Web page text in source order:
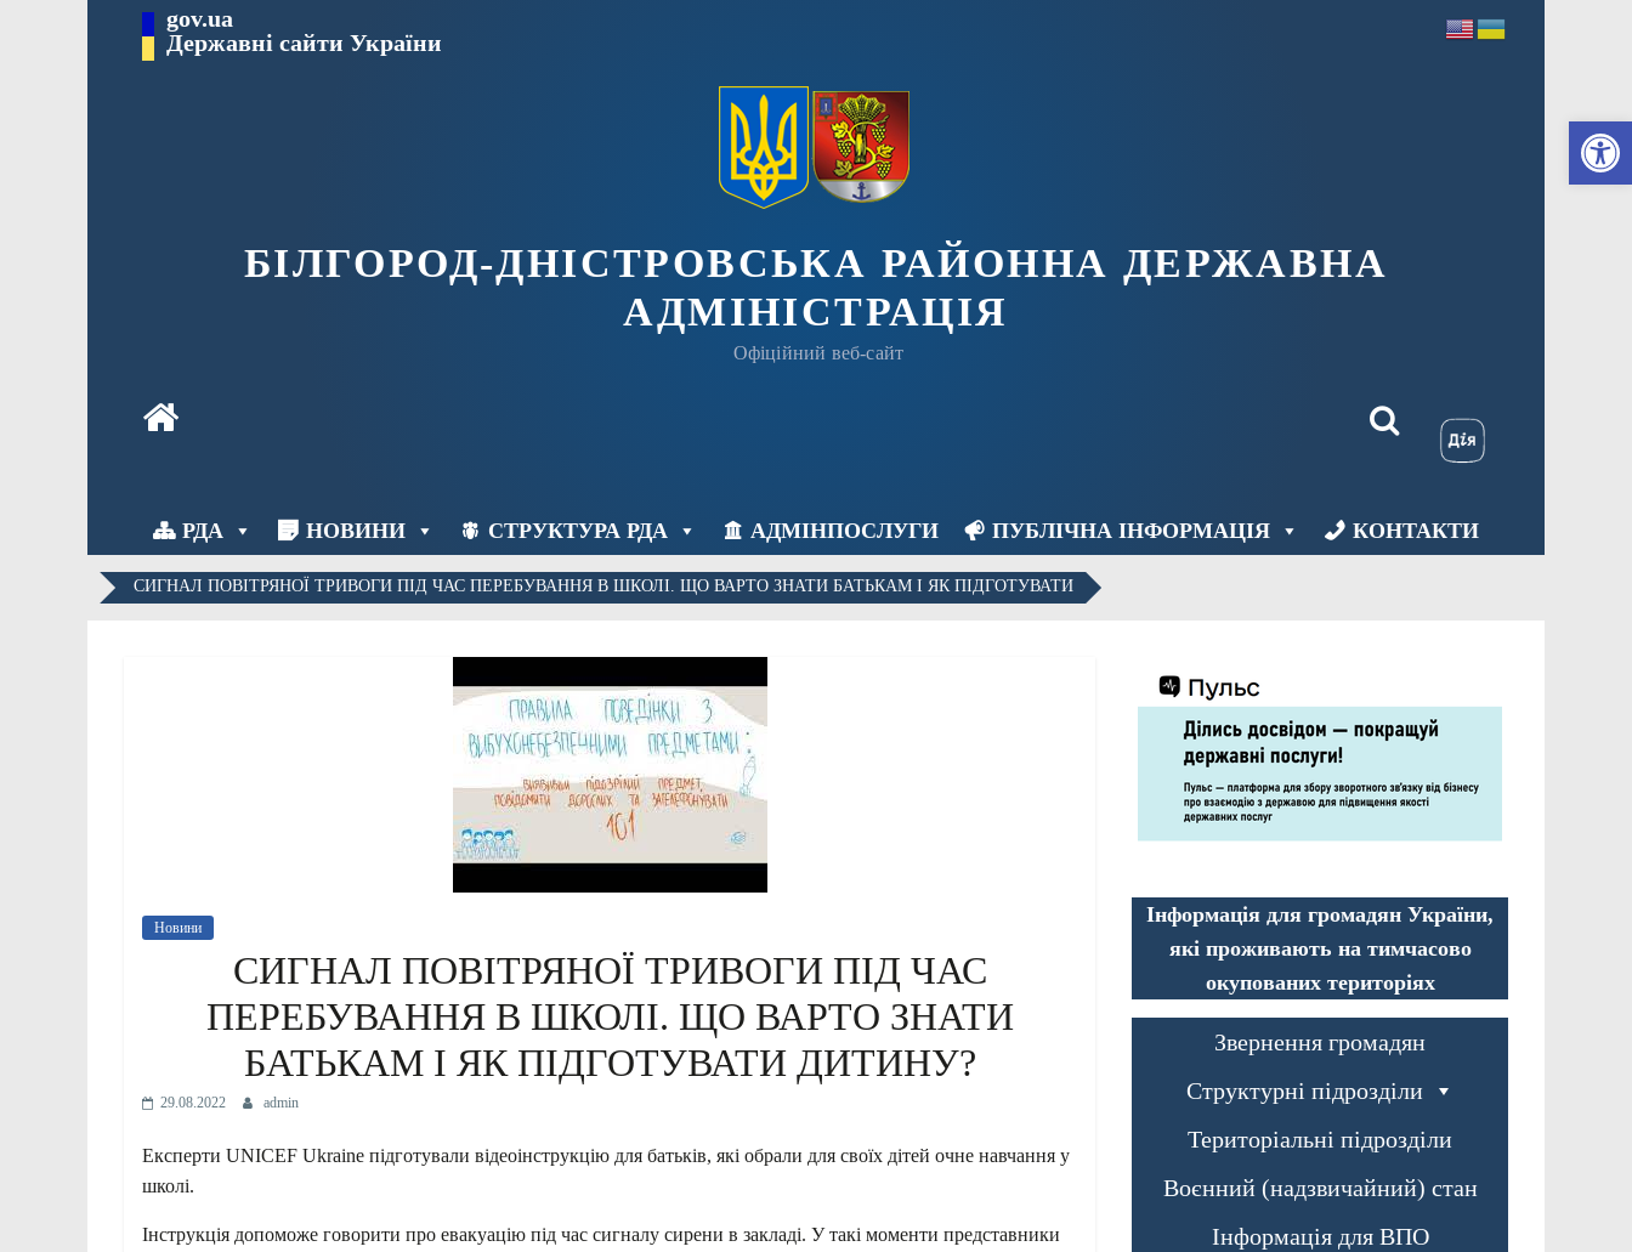
gov.ua
Державні сайти України
БІЛГОРОД-ДНІСТРОВСЬКА РАЙОННА ДЕРЖАВНА
АДМІНІСТРАЦІЯ
Офіційний веб-сайт
РДА НОВИНИ СТРУКТУРА РДА АДМІНПОСЛУГИ ПУБЛІЧНА ІНФОРМАЦІЯ КОНТАКТИ
СИГНАЛ ПОВІТРЯНОЇ ТРИВОГИ ПІД ЧАС ПЕРЕБУВАННЯ В ШКОЛІ. ЩО ВАРТО ЗНАТИ БАТЬКАМ І ЯК ПІДГОТУВАТИ
Новини
СИГНАЛ ПОВІТРЯНОЇ ТРИВОГИ ПІД ЧАС
ПЕРЕБУВАННЯ В ШКОЛІ. ЩО ВАРТО ЗНАТИ
БАТЬКАМ І ЯК ПІДГОТУВАТИ ДИТИНУ?
29.08.2022 admin
Експерти UNICEF Ukraine підготували відеоінструкцію для батьків, які обрали для своїх дітей очне навчання у
школі.
Інструкція допоможе говорити про евакуацію під час сигналу сирени в закладі. У такі моменти представники
Інформація для громадян України,
які проживають на тимчасово
окупованих територіях
Звернення громадян
Структурні підрозділи
Територіальні підрозділи
Воєнний (надзвичайний) стан
Інформація для ВПО